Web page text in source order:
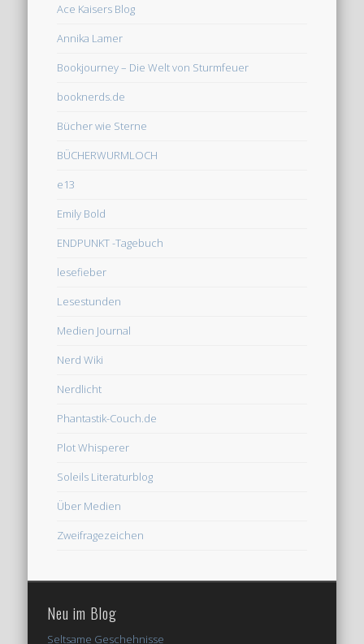
Ace Kaisers Blog
Annika Lamer
Bookjourney – Die Welt von Sturmfeuer
booknerds.de
Bücher wie Sterne
BÜCHERWURMLOCH
e13
Emily Bold
ENDPUNKT -Tagebuch
lesefieber
Lesestunden
Medien Journal
Nerd Wiki
Nerdlicht
Phantastik-Couch.de
Plot Whisperer
Soleils Literaturblog
Über Medien
Zweifragezeichen
Neu im Blog
Seltsame Geschehnisse